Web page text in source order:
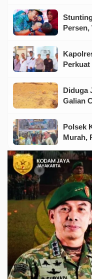
Persen,
Diduga
Galian
Polsek
Murah,